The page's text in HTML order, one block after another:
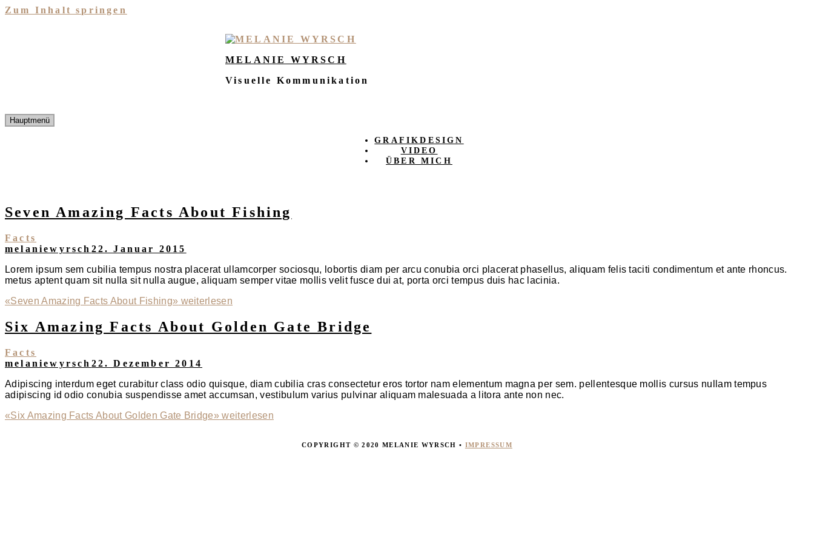
Zum Inhalt springen
MELANIE WYRSCH
Visuelle Kommunikation
Hauptmenü
GRAFIKDESIGN
VIDEO
ÜBER MICH
Seven Amazing Facts About Fishing
Facts
melaniewyrsch 22. Januar 2015
Lorem ipsum sem cubilia tempus nostra placerat ullamcorper sociosqu, lobortis diam per arcu conubia orci placerat phasellus, aliquam felis taciti condimentum et ante rhoncus.
metus aptent quam sit nulla sit nulla augue, aliquam semper vitae mollis velit fusce dui at, porta orci tempus duis hac lacinia.
«Seven Amazing Facts About Fishing» weiterlesen
Six Amazing Facts About Golden Gate Bridge
Facts
melaniewyrsch 22. Dezember 2014
Adipiscing interdum eget curabitur class odio quisque, diam cubilia cras consectetur eros tortor nam elementum magna per sem. pellentesque mollis cursus nullam tempus
adipiscing id odio conubia suspendisse amet accumsan, vestibulum varius pulvinar aliquam malesuada a litora ante non nec.
«Six Amazing Facts About Golden Gate Bridge» weiterlesen
COPYRIGHT © 2020 MELANIE WYRSCH • IMPRESSUM